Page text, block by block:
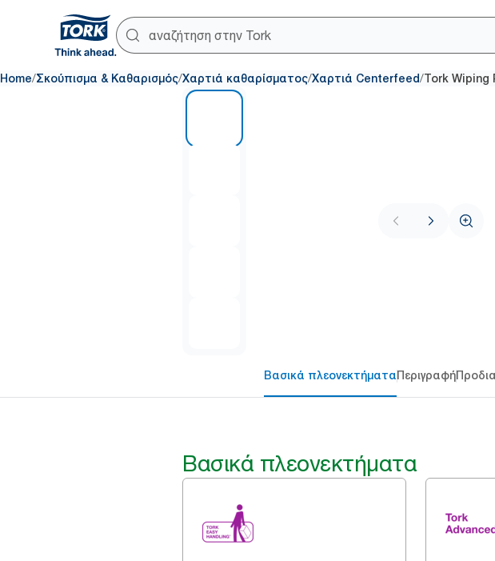
Home/Σκούπισμα & Καθαρισμός/Χαρτιά καθαρίσματος/Χαρτιά Centerfeed/Tork Wiping
Βασικά πλεονεκτήματαΠεριγραφή
Βασικά πλεονεκτήματα